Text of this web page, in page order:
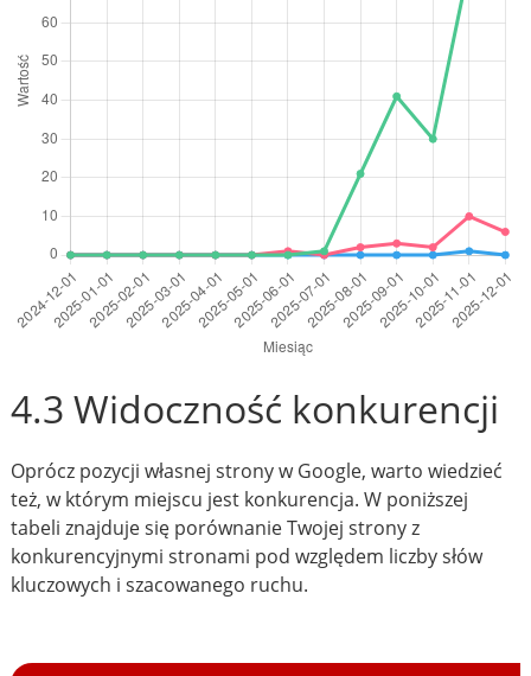
4.3 Widoczność konkurencji
Oprócz pozycji własnej strony w Google, warto wiedzieć
też, w którym miejscu jest konkurencja. W poniższej
tabeli znajduje się porównanie Twojej strony z
konkurencyjnymi stronami pod względem liczby słów
kluczowych i szacowanego ruchu.